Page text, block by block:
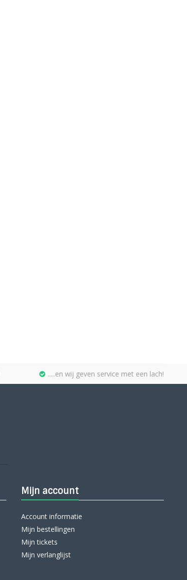
.....en wij geven service met een lach!
Mijn account
Account informatie
Mijn bestellingen
Mijn tickets
Mijn verlanglijst